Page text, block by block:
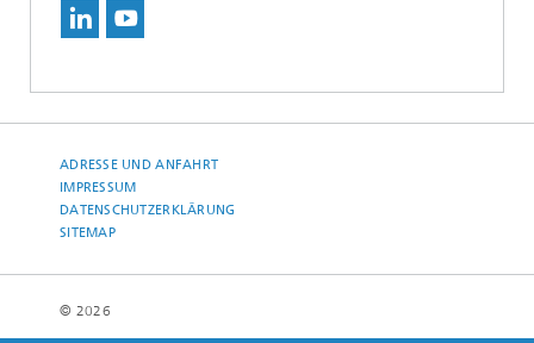
ADRESSE UND ANFAHRT
IMPRESSUM
DATENSCHUTZERKLÄRUNG
SITEMAP
© 2026